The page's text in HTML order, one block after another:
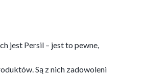
jest Persil – jest to pewne,
Są z nich zadowoleni